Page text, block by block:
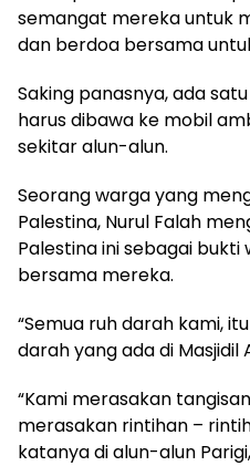
semangat mereka untuk
dan berdoa bersama
Saking panasnya, ada
harus dibawa ke mobil
sekitar alun-alun.
Seorang warga yang
Palestina, Nurul Falah
Palestina ini sebagai
bersama mereka.
“Semua ruh darah kami,
darah yang ada di Masjidil
“Kami merasakan
merasakan rintihan –
katanya di alun-alun